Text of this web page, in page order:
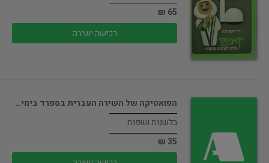
65 ₪
רכישה ישירה
הפואטיקה של השירה העברית בספרד בימי…
בלשנות ושפות
35 ₪